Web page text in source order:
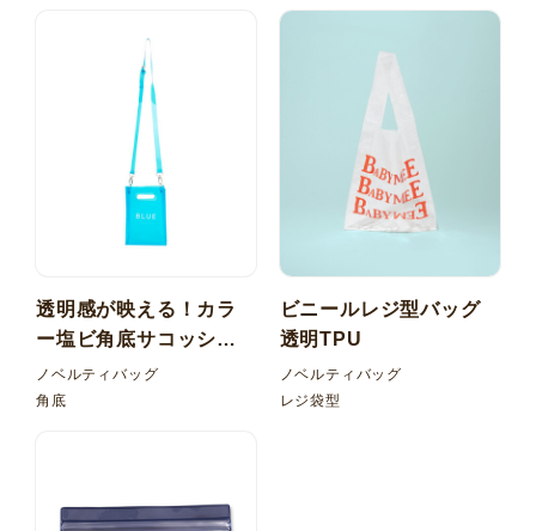
透明感が映える！カラ
ー塩ビ角底サコッシュ
バッグ
ノベルティバッグ
角底
ビニールレジ型バッグ
透明TPU
ノベルティバッグ
レジ袋型